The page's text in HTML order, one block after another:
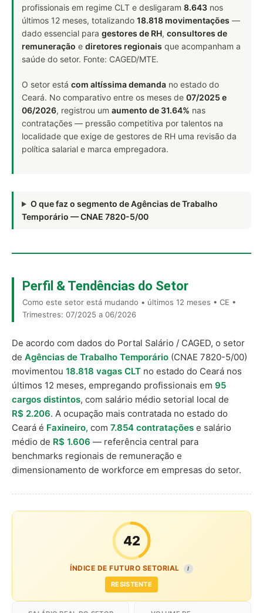
profissionais em regime CLT e desligaram 8.643 nos
últimos 12 meses, totalizando 18.818 movimentações —
dado essencial para gestores de RH, consultores de
remuneração e diretores regionais que acompanham a
saúde do setor. Fonte: CAGED/MTE.
O setor está com altíssima demanda no estado do
Ceará. No comparativo entre os meses de 07/2025 e
06/2026, registrou um aumento de 31.64% nas
contratações — pressão competitiva por talentos na
localidade que exige de gestores de RH uma revisão da
política salarial e marca empregadora.
O que faz o segmento de Agências de Trabalho
Temporário — CNAE 7820-5/00
Perfil & Tendências do Setor
Como este setor está mudando • últimos 12 meses • CE •
Trimestres: 07/2025 a 06/2026
De acordo com dados do Portal Salário / CAGED, o setor
de Agências de Trabalho Temporário (CNAE 7820-5/00)
movimentou 18.818 vagas CLT no estado do Ceará nos
últimos 12 meses, empregando profissionais em 95
cargos distintos, com salário médio setorial local de
R$ 2.206. A ocupação mais contratada no estado do
Ceará é Faxineiro, com 7.854 contratações e salário
médio de R$ 1.606 — referência central para
benchmarks regionais de remuneração e
dimensionamento de workforce em empresas do setor.
42
ÍNDICE DE FUTURO SETORIAL I
RESISTENTE